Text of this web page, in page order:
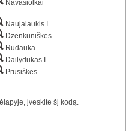
Navasiolkai
Naujalaukis I
Dzenkūniškės
Rudauka
Dailydukas I
Prūsiškės
įveskite šį kodą.